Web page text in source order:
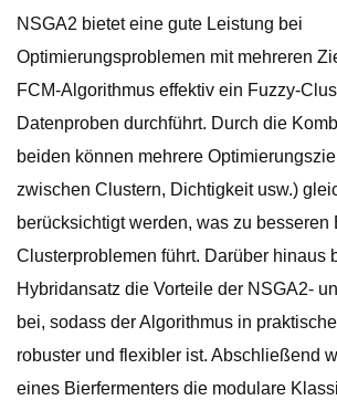
NSGA2 bietet eine gute Leistung bei
Optimierungsproblemen mit mehreren
FCM-Algorithmus effektiv ein Fuzzy-
Datenproben durchführt. Durch die
beiden können mehrere
zwischen Clustern, Dichtigkeit usw.)
berücksichtigt werden, was zu besseren
Clusterproblemen führt. Darüber hinaus
Hybridansatz die Vorteile der NSGA2-
bei, sodass der Algorithmus in
robuster und flexibler ist. Abschließend
eines Bierfermenters die modulare